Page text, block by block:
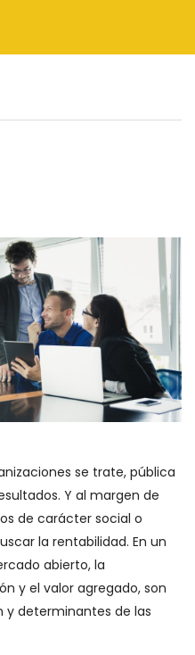
se trate, pública
Y al margen de
de carácter social o
la rentabilidad. En un
abierto, la
y el valor agregado, son
y determinantes de las